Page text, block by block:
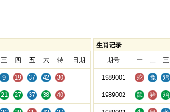
三 四 五 六 特 日期
9 19 37 42 30
21 27 37 38 40
生肖记录
期号 一 二 三
1989001 蛇 兔 鸡
1989002 鼠 猪 鸡